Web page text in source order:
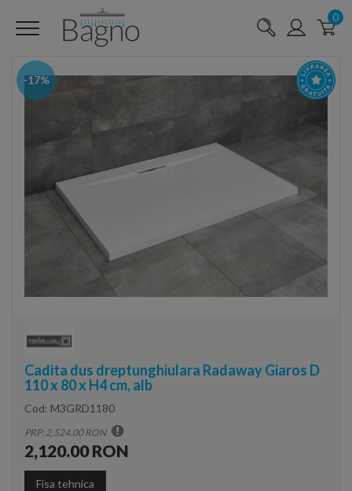
0
-17%
Cadita dus dreptunghiulara Radaway Giaros D
110 x 80 x H4 cm, alb
Cod: M3GRD1180
PRP: 2,524.00 RON
2,120.00 RON
Fisa tehnica